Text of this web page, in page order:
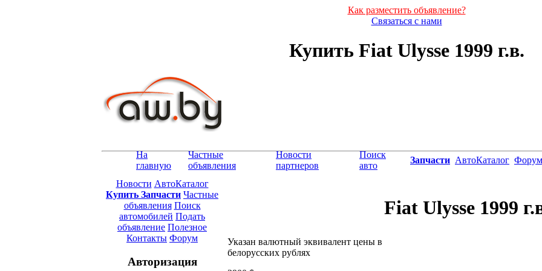
Как разместить объявление?
Связаться с нами
Купить Fiat Ulysse 1999 г.в.
На
главную
Частные
объявления
Новости
партнеров
Поиск
авто
Запчасти АвтоКаталог Форум
Новости АвтоКаталог
Купить Запчасти Частные
объявления Поиск
автомобилей Подать
объявление Полезное
Контакты Форум
Авторизация
Fiat Ulysse 1999
Указан валютный эквивалент цены в
белорусских рублях